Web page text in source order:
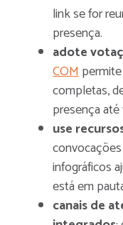
link se for
presença.
adote
COM
completas,
presença
use
infográficos
está em
canais de